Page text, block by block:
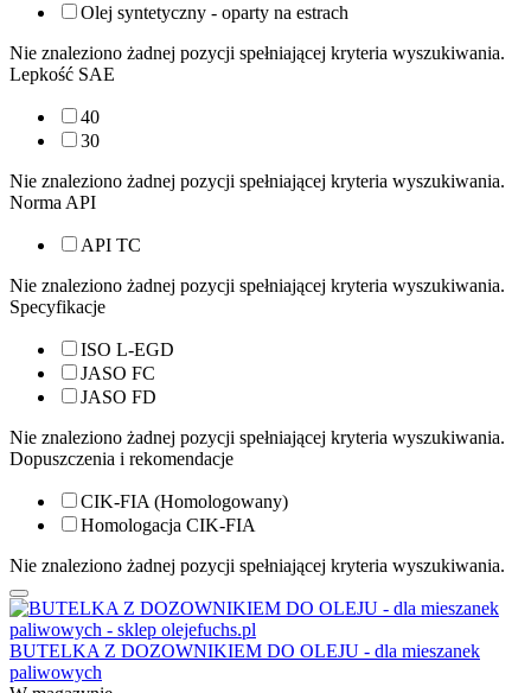
Olej syntetyczny - oparty na estrach
Nie znaleziono żadnej pozycji spełniającej kryteria wyszukiwania.
Lepkość SAE
40
30
Nie znaleziono żadnej pozycji spełniającej kryteria wyszukiwania.
Norma API
API TC
Nie znaleziono żadnej pozycji spełniającej kryteria wyszukiwania.
Specyfikacje
ISO L-EGD
JASO FC
JASO FD
Nie znaleziono żadnej pozycji spełniającej kryteria wyszukiwania.
Dopuszczenia i rekomendacje
CIK-FIA (Homologowany)
Homologacja CIK-FIA
Nie znaleziono żadnej pozycji spełniającej kryteria wyszukiwania.
BUTELKA Z DOZOWNIKIEM DO OLEJU - dla mieszanek
paliwowych